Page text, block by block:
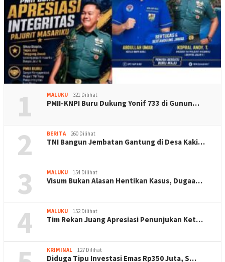
1 MALUKU 321 Dilihat
PMII-KNPI Buru Dukung Yonif 733 di Gunun…
2 BERITA 260 Dilihat
TNI Bangun Jembatan Gantung di Desa Kaki…
3 MALUKU 154 Dilihat
Visum Bukan Alasan Hentikan Kasus, Dugaa…
4 MALUKU 152 Dilihat
Tim Rekan Juang Apresiasi Penunjukan Ket…
KRIMINAL 127 Dilihat
Diduga Tipu Investasi Emas Rp350 Juta, S…